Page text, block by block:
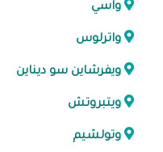
واسي
واترلوس
ويفرشاين سو ديناين
ويتبروتش
وتولشيم